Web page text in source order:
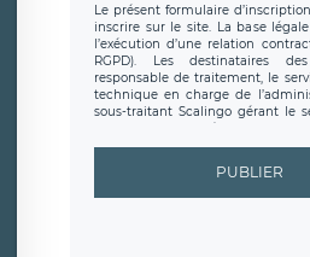
Le présent formulaire
inscrire sur le site. La base
l’exécution d’une relation
RGPD). Les destinataires
responsable de traitement, le
technique en charge de
sous-traitant Scalingo gérant le
toute personne légalement
d’inscription est hébergé sur
protection conformes au RGPD
.
sont conservées jusqu’à ce que
PUBLIER